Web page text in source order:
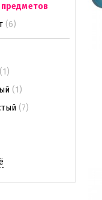
предметов
(6)
(1)
(1)
(7)